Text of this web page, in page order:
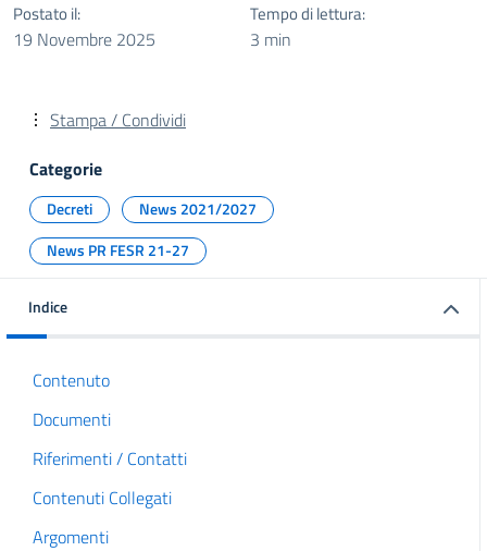
Postato il:
19 Novembre 2025
Tempo di lettura:
3 min
Stampa / Condividi
Categorie
Decreti
News 2021/2027
News PR FESR 21-27
Indice
Contenuto
Documenti
Riferimenti / Contatti
Contenuti Collegati
Argomenti